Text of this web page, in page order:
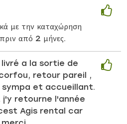
με την καταχώρηση
πριν από 2 μήνες.
a la sortie de
retour pareil ,
sympa et accueillant.
j'y retourne l'année
Agis rental car